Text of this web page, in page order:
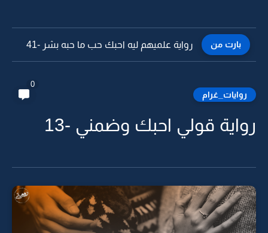
بارت من رواية علميهم ليه احبك حب ما حبه بشر -40
روايات_غرام
0
رواية قولي احبك وضمني -13